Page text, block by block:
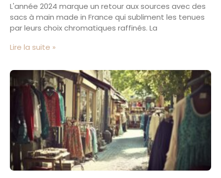
L'année 2024 marque un retour aux sources avec des
sacs à main made in France qui subliment les tenues
par leurs choix chromatiques raffinés. La
Lire la suite »